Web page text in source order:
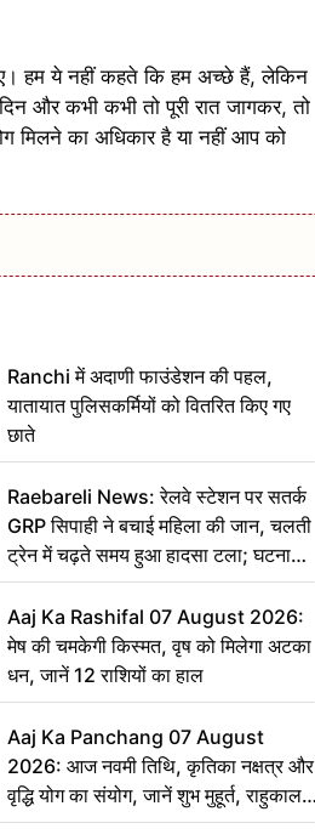
हम ये नहीं कहते कि हम अच्छे हैं, लेकिन
और कभी कभी तो पूरी रात जागकर, तो
मिलने का अधिकार है या नहीं आप को
Ranchi में अदाणी फाउंडेशन की पहल,
यातायात पुलिसकर्मियों को वितरित किए गए
छाते
Raebareli News: रेलवे स्टेशन पर सतर्क
GRP सिपाही ने बचाई महिला की जान, चलती
ट्रेन में चढ़ते समय हुआ हादसा टला; घटना
CCTV में कैद
Aaj Ka Rashifal 07 August 2026:
मेष की चमकेगी किस्मत, वृष को मिलेगा अटका
धन, जानें 12 राशियों का हाल
Aaj Ka Panchang 07 August
2026: आज नवमी तिथि, कृतिका नक्षत्र और
वृद्धि योग का संयोग, जानें शुभ मुहूर्त, राहुकाल
का सही समय